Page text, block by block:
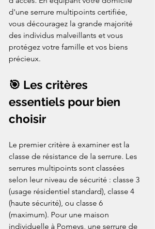
d'une serrure multipoints certifiée,
vous découragez la grande majorité
des individus malveillants et vous
protégez votre famille et vos biens
précieux.
🎯 Les critères
essentiels pour bien
choisir
Le premier critère à examiner est la
classe de résistance de la serrure. Les
serrures multipoints sont classées
selon leur niveau de sécurité : classe 3
(usage résidentiel standard), classe 4
(haute sécurité), ou classe 6
(maximum). Pour une maison
individuelle à Pomeys, une serrure de